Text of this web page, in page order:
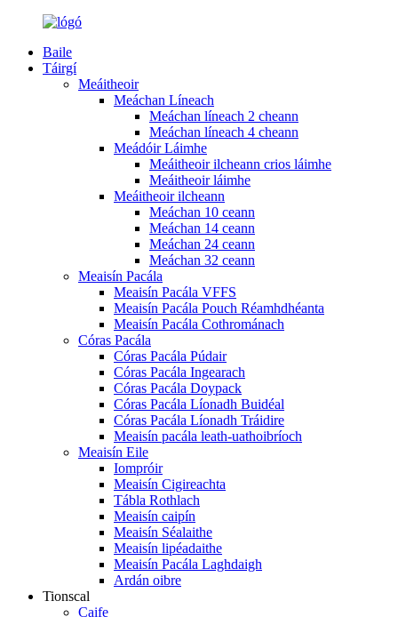
Baile
Táirgí
Meáitheoir
Meáchan Líneach
Meáchan líneach 2 cheann
Meáchan líneach 4 cheann
Meádóir Láimhe
Meáitheoir ilcheann crios láimhe
Meáitheoir láimhe
Meáitheoir ilcheann
Meáchan 10 ceann
Meáchan 14 ceann
Meáchan 24 ceann
Meáchan 32 ceann
Meaisín Pacála
Meaisín Pacála VFFS
Meaisín Pacála Pouch Réamhdhéanta
Meaisín Pacála Cothrománach
Córas Pacála
Córas Pacála Púdair
Córas Pacála Ingearach
Córas Pacála Doypack
Córas Pacála Líonadh Buidéal
Córas Pacála Líonadh Tráidire
Meaisín pacála leath-uathoibríoch
Meaisín Eile
Iompróir
Meaisín Cigireachta
Tábla Rothlach
Meaisín caipín
Meaisín Séalaithe
Meaisín lipéadaithe
Meaisín Pacála Laghdaigh
Ardán oibre
Tionscal
Caife